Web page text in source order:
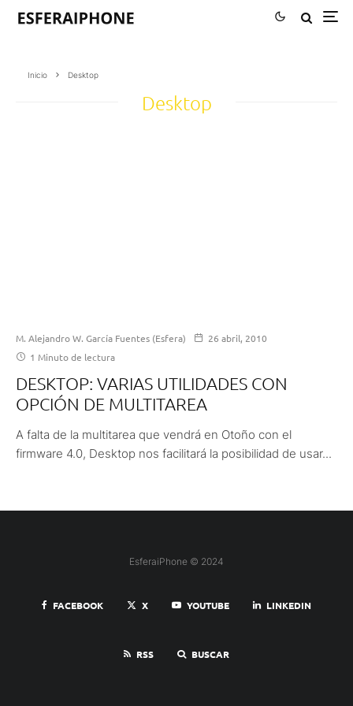
Inicio Desktop
Desktop
M. Alejandro W. García Fuentes (Esfera)
26 abril, 2010
1 Minuto de lectura
DESKTOP: VARIAS UTILIDADES CON
OPCIÓN DE MULTITAREA
A falta de la multitarea que vendrá en Otoño con el
firmware 4.0, Desktop nos facilitará la posibilidad de usar...
EsferaiPhone © 2024
FACEBOOK X YOUTUBE LINKEDIN
RSS BUSCAR